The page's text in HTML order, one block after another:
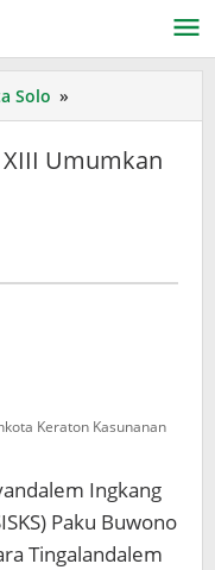
Solo »
Jumenengan,
XIII
XIII Umumkan
Keraton Kasunanan
Ingkang
Paku Buwono
Tingalandalem